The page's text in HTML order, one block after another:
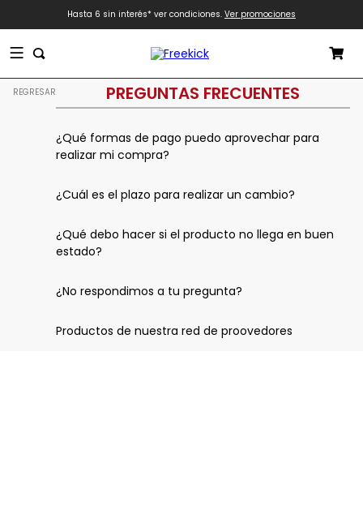
Hasta 6 sin interés* ver condiciones. Ver promociones
REGRESAR PREGUNTAS FRECUENTES
¿Qué formas de pago puedo aprovechar para
realizar mi compra?
¿Cuál es el plazo para realizar un cambio?
¿Qué debo hacer si el producto no llega en buen
estado?
¿No respondimos a tu pregunta?
Productos de nuestra red de proovedores